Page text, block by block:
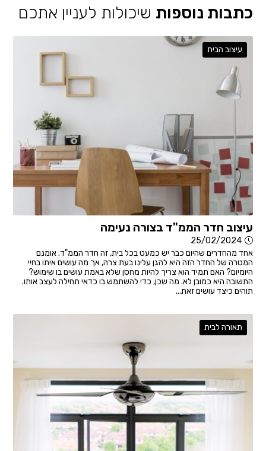
כתבות נוספות שיכולות לעניין אתכם
עיצוב הבית
עיצוב חדר הממ"ד בצורה נעימה
25/02/2024
אחד מהחדרים שהיום כבר יש כמעט בכל בית, זה חדר הממ"ד. אומנם
המטרה של החדר הזה היא להגן עלינו בעת צרה, אך מה עושים איתו בחיי
היומיום? האם תמיד הוא צריך להיות מחסן שלא באמת עושים בו שימוש?
התשובה היא כמובן לא. מה שכן, כדי להשתמש בו כדאי תחילה לעצב אותו.
תוהים כיצד עושים זאת...
תאורה לבית